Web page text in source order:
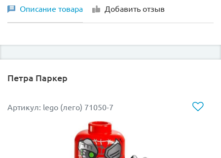
Описание товара Добавить отзыв
Петра Паркер
Артикул: lego (лего) 71050-7